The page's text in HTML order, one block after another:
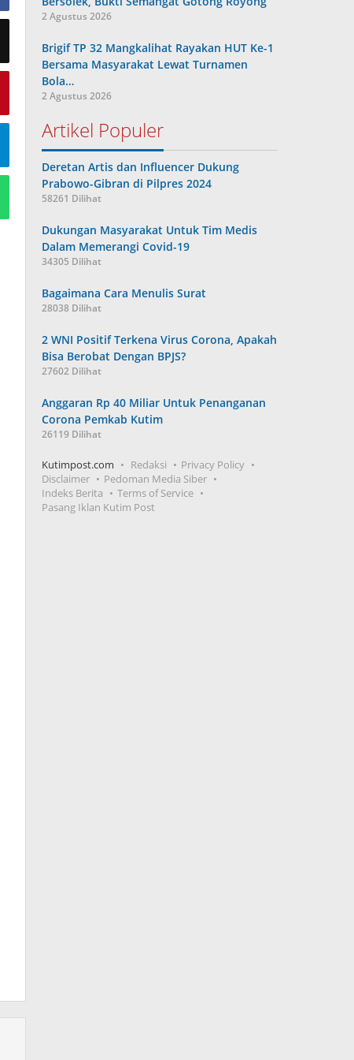
2 Agustus 2026
Brigif TP 32 Mangkalihat Rayakan HUT Ke-1
Bersama Masyarakat Lewat Turnamen
Bola…
2 Agustus 2026
Artikel Populer
Deretan Artis dan Influencer Dukung
Prabowo-Gibran di Pilpres 2024
58261 Dilihat
Dukungan Masyarakat Untuk Tim Medis
Dalam Memerangi Covid-19
34305 Dilihat
Bagaimana Cara Menulis Surat
28038 Dilihat
2 WNI Positif Terkena Virus Corona, Apakah
Bisa Berobat Dengan BPJS?
27602 Dilihat
Anggaran Rp 40 Miliar Untuk Penanganan
Corona Pemkab Kutim
26119 Dilihat
Kutimpost.com Redaksi
Privacy Policy
Disclaimer
Pedoman Media Siber
Indeks Berita
Terms of Service
Pasang Iklan Kutim Post